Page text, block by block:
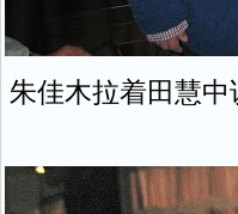
朱佳木拉着田慧